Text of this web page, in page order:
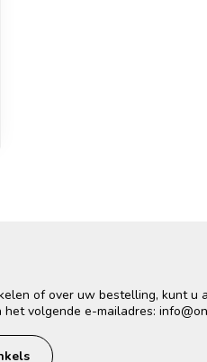
of over uw bestelling, kunt u
het volgende e-mailadres: